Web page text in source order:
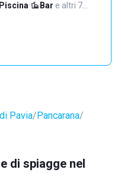
Piscina· Bar·e altri 7…
Pavia Pancarana
di spiagge nel